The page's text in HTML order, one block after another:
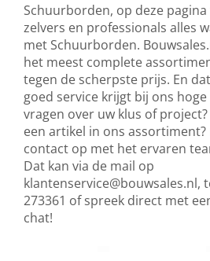
Schuurborden, op deze
zelvers en professionals alles
met Schuurborden.
het meest complete
tegen de scherpste prijs. En
goed service krijgt bij ons
vragen over uw klus of
een artikel in ons
contact op met het ervaren
Dat kan via de mail op
klantenservice@bouwsales.nl,
273361 of spreek direct met
chat!